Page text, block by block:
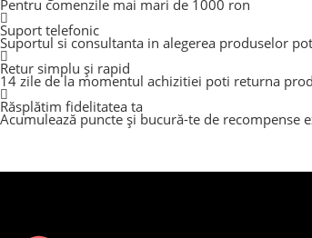
Pentru comenzile mai mari de 1000 ron
Suport telefonic
Suportul si consultanta in alegerea produselor
Retur simplu și rapid
14 zile de la momentul achizitiei poti returna
Răsplătim fidelitatea ta
Acumulează puncte și bucură-te de recompense